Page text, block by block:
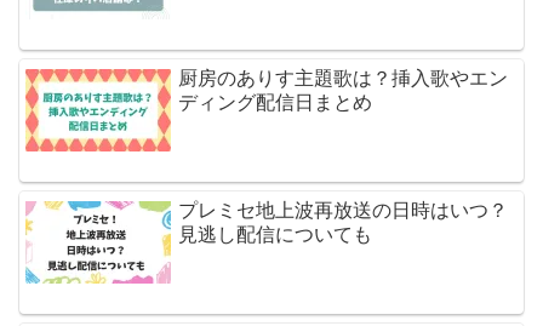
厨房のありす主題歌は？挿入歌やエン
ディング配信日まとめ
プレミセ地上波再放送の日時はいつ？
見逃し配信についても